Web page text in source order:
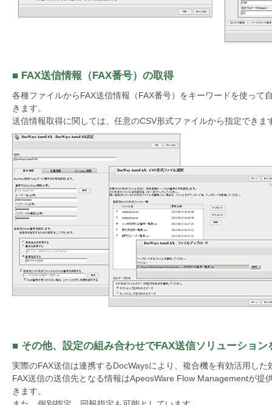
■ FAX送信情報（FAX番号）の取得
各種ファイルからFAX送信情報（FAX番号）をキーワードを使って
きます。
送信情報取得に関しては、任意のCSV形式ファイルから指定できま
■ その他、設定の組み合わせでFAX送信ソリューション
実際のFAX送信は連携するDocWaysにより、複合機を有効活用し
FAX送信の送信先となる情報はApeosWare Flow Managementが提
きます。